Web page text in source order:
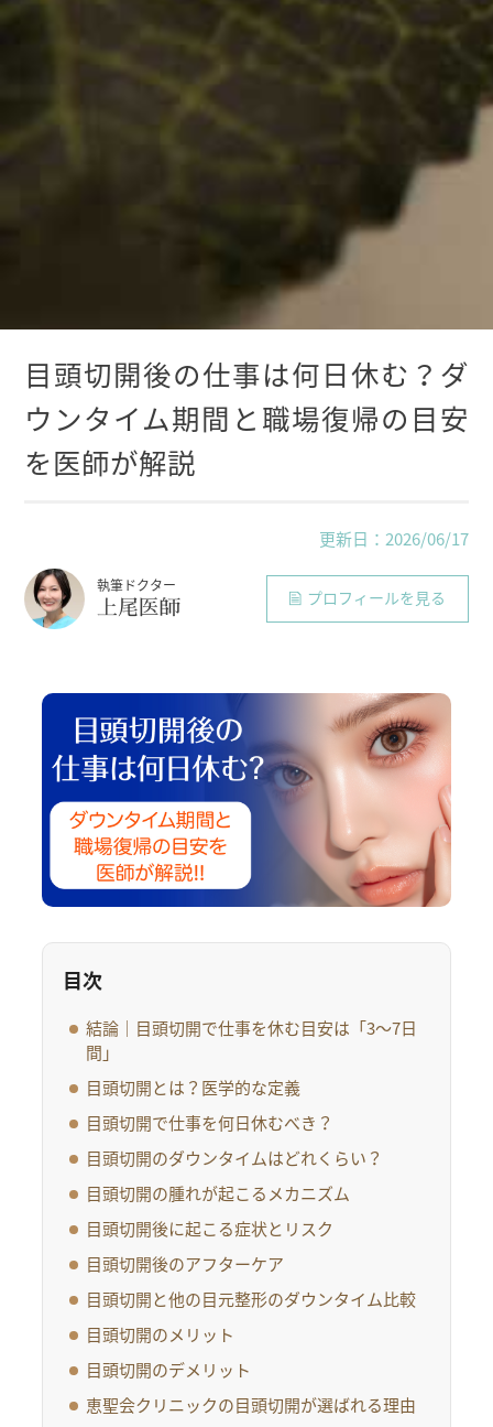
目頭切開後の仕事は何日休む？ダ
ウンタイム期間と職場復帰の目安
を医師が解説
更新日：2026/06/17
執筆ドクター
上尾医師 プロフィールを見る
目次
結論｜目頭切開で仕事を休む目安は「3〜7日
間」
目頭切開とは？医学的な定義
目頭切開で仕事を何日休むべき？
目頭切開のダウンタイムはどれくらい？
目頭切開の腫れが起こるメカニズム
目頭切開後に起こる症状とリスク
目頭切開後のアフターケア
目頭切開と他の目元整形のダウンタイム比較
目頭切開のメリット
目頭切開のデメリット
恵聖会クリニックの目頭切開が選ばれる理由